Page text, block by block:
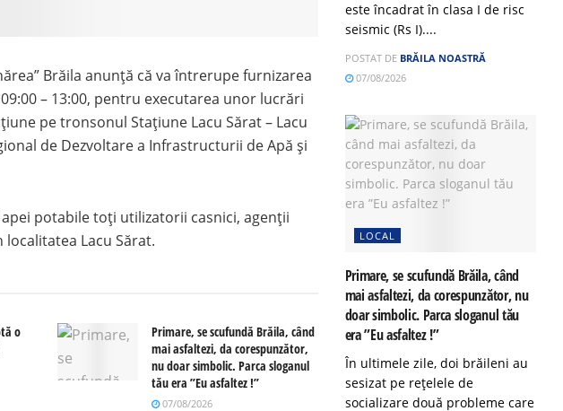
Brăila anunță că va întrerupe furnizarea
– 13:00, pentru executarea unor lucrări
pe tronsonul Stațiune Lacu Sărat – Lacu
de Dezvoltare a Infrastructurii de Apă și
potabile toți utilizatorii casnici, agenții
localitatea Lacu Sărat.
o
Primare, se scufundă Brăila, când
mai asfaltezi, da corespunzător,
nu doar simbolic. Parca sloganul
tău era ”Eu asfaltez !”
07/08/2026
este încadrat în clasa I de risc
seismic (Rs I)....
POSTAT DE BRĂILA NOASTRĂ
07/08/2026
LOCAL
Primare, se scufundă Brăila, când
mai asfaltezi, da corespunzător, nu
doar simbolic. Parca sloganul tău
era ”Eu asfaltez !”
În ultimele zile, doi brăileni au
sesizat pe rețelele de
socializare două probleme care